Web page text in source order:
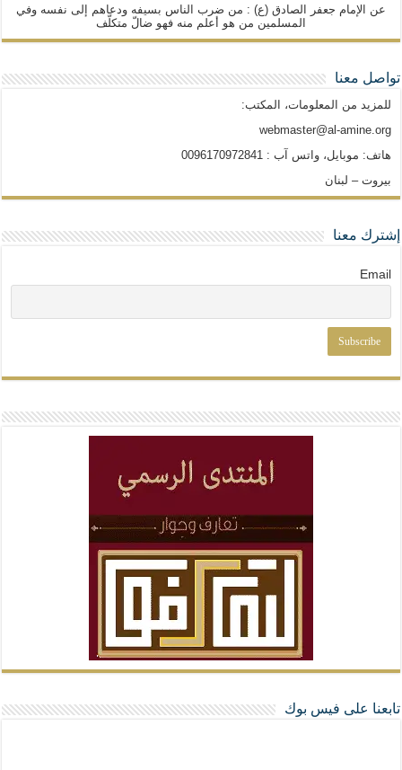
عن الإمام جعفر الصادق (ع) : من ضرب الناس بسيفه ودعاهم إلى نفسه وفي
المسلمين من هو أعلم منه فهو ضالّ متكلّف
تواصل معنا
للمزيد من المعلومات، المكتب:
webmaster@al-amine.org
هاتف: موبايل، واتس آب : 0096170972841
بيروت – لبنان
إشترك معنا
Email
تابعنا على فيس بوك